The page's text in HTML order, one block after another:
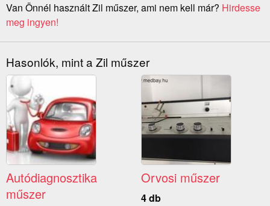
Van Önnél használt Zil műszer, ami nem kell már? Hirdesse
meg ingyen!
Hasonlók, mint a Zil műszer
Autódiagnosztika
műszer
Orvosi műszer
4 db